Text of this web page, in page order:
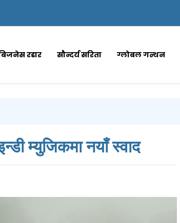
रडार सौन्दर्य सरिता ग्लोबल गन्थन
म्युजिकमा नयाँ स्वाद